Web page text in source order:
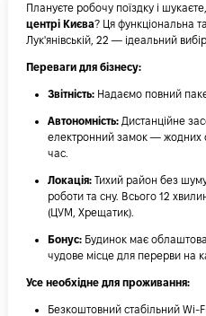
Плануєте робочу поїздку і
центрі Києва? Ця функціональна
Лук'янівській, 22 — ідеальний
Переваги для бізнесу:
Звітність: Надаємо повний
Автономність: Дистанційне
електронний замок — жодних
час.
Локація: Тихий район без шуму
роботи та сну. Всього 12
(ЦУМ, Хрещатик).
Бонус: Будинок має
чудове місце для перерви на
Усе необхідне для проживання:
Безкоштовний стабільний Wi-